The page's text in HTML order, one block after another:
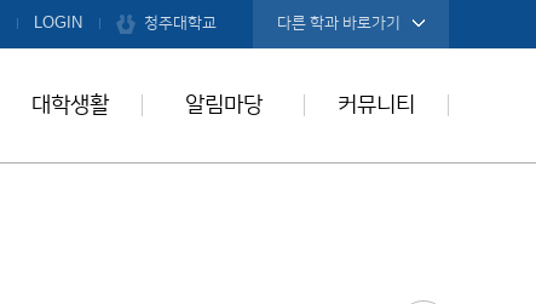
LOGIN 청주대학교 다른 학과 바로가기
대학생활 알림마당 커뮤니티